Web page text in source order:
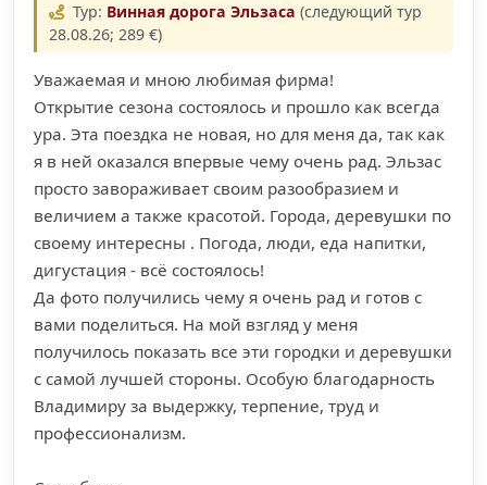
Тур: Винная дорога Эльзаса (следующий тур
28.08.26; 289 €)
Уважаемая и мною любимая фирма!
Открытие сезона состоялось и прошло как всегда
ура. Эта поездка не новая, но для меня да, так как
я в ней оказался впервые чему очень рад. Эльзас
просто завораживает своим разообразием и
величием а также красотой. Города, деревушки по
своему интересны . Погода, люди, еда напитки,
дигустация - всё состоялось!
Да фото получились чему я очень рад и готов с
вами поделиться. На мой взгляд у меня
получилось показать все эти городки и деревушки
с самой лучшей стороны. Особую благодарность
Владимиру за выдержку, терпение, труд и
профессионализм.